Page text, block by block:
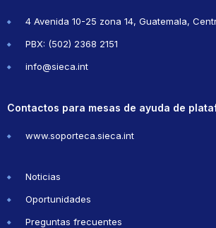
4 Avenida 10-25 zona 14, Guatemala,
PBX: (502) 2368 2151
info@sieca.int
Contactos para mesas de ayuda de
www.soporteca.sieca.int
Noticias
Oportunidades
Preguntas frecuentes